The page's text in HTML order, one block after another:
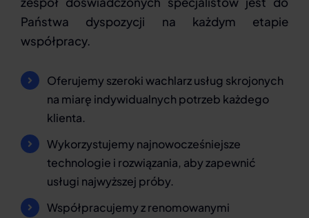
Państwa dyspozycji na każdym etapie
współpracy.
Oferujemy szeroki wachlarz usług skrojonych
na miarę indywidualnych potrzeb każdego
klienta.
Wykorzystujemy najnowocześniejsze
technologie i rozwiązania, aby zapewnić
usługi najwyższej próby.
Współpracujemy z renomowanymi